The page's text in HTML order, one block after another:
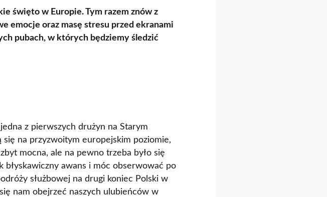
święto w Europie. Tym razem znów z
emocje oraz masę stresu przed ekranami
pubach, w których będziemy śledzić
z pierwszych drużyn na Starym
na przyzwoitym europejskim poziomie,
mocna, ale na pewno trzeba było się
błyskawiczny awans i móc obserwować po
służbowej na drugi koniec Polski w
nam obejrzeć naszych ulubieńców w